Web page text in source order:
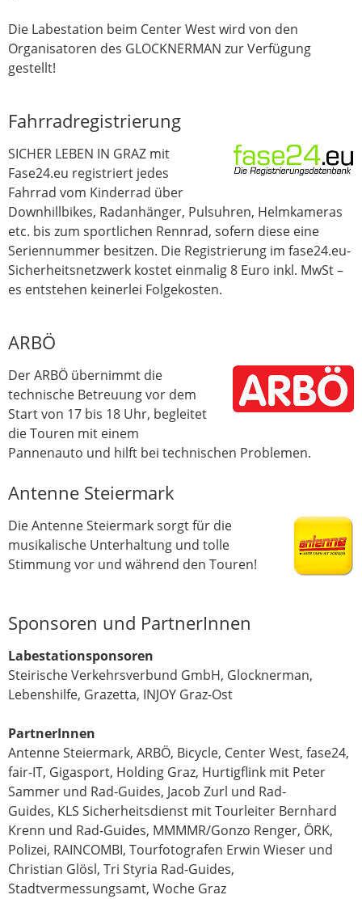
Die Labestation beim Center West wird von den
Organisatoren des GLOCKNERMAN zur Verfügung
gestellt!
Fahrradregistrierung
SICHER LEBEN IN GRAZ mit
Fase24.eu registriert jedes
Fahrrad vom Kinderrad über
Downhillbikes, Radanhänger, Pulsuhren, Helmkameras
etc. bis zum sportlichen Rennrad, sofern diese eine
Seriennummer besitzen. Die Registrierung im fase24.eu-
Sicherheitsnetzwerk kostet einmalig 8 Euro inkl. MwSt –
es entstehen keinerlei Folgekosten.
ARBÖ
Der ARBÖ übernimmt die
technische Betreuung vor dem
Start von 17 bis 18 Uhr, begleitet
die Touren mit einem
Pannenauto und hilft bei technischen Problemen.
Antenne Steiermark
Die Antenne Steiermark sorgt für die
musikalische Unterhaltung und tolle
Stimmung vor und während den Touren!
Sponsoren und PartnerInnen
Labestationsponsoren
Steirische Verkehrsverbund GmbH, Glocknerman,
Lebenshilfe, Grazetta, INJOY Graz-Ost
PartnerInnen
Antenne Steiermark, ARBÖ, Bicycle, Center West, fase24,
fair-IT, Gigasport, Holding Graz, Hurtigflink mit Peter
Sammer und Rad-Guides, Jacob Zurl und Rad-
Guides, KLS Sicherheitsdienst mit Tourleiter Bernhard
Krenn und Rad-Guides, MMMMR/Gonzo Renger, ÖRK,
Polizei, RAINCOMBI, Tourfotografen Erwin Wieser und
Christian Glösl, Tri Styria Rad-Guides,
Stadtvermessungsamt, Woche Graz